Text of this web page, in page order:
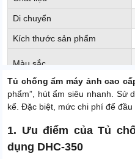
Di chuyển
Kích thước sản phẩm
Màu sắc
Xuất xứ
Tủ chống ẩm máy ảnh cao
phẩm”, hút ẩm siêu nhanh. Sử
kể. Đặc biệt, mức chi phí để
1. Ưu điểm của Tủ
dụng DHC-350